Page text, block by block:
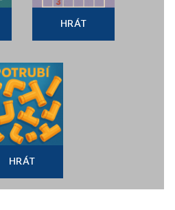
HRÁT
HRÁT